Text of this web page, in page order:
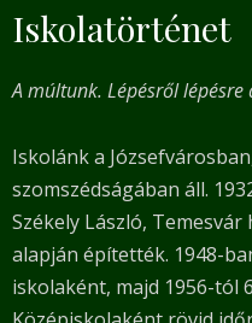
Iskolatörténet
A múltunk. Lépésről
Iskolánk a
szomszédságában áll.
Székely László,
alapján építették. 1948-
iskolaként, majd 1956-tól